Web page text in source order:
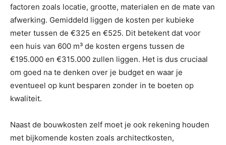
factoren zoals locatie, grootte, materialen en de mate van
afwerking. Gemiddeld liggen de kosten per kubieke
meter tussen de €325 en €525. Dit betekent dat voor
een huis van 600 m³ de kosten ergens tussen de
€195.000 en €315.000 zullen liggen. Het is dus cruciaal
om goed na te denken over je budget en waar je
eventueel op kunt besparen zonder in te boeten op
kwaliteit.
Naast de bouwkosten zelf moet je ook rekening houden
met bijkomende kosten zoals architectkosten,